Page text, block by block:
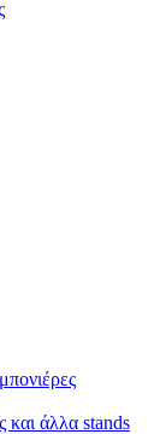
και άλλα stands